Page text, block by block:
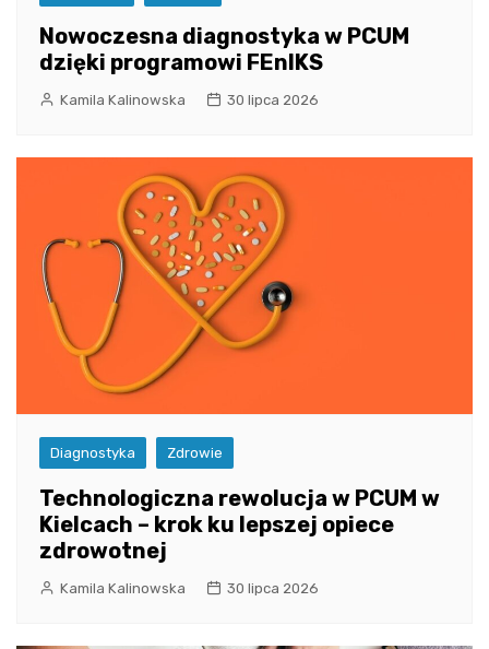
Nowoczesna diagnostyka w PCUM
dzięki programowi FEnIKS
Kamila Kalinowska 30 lipca 2026
Diagnostyka Zdrowie
Technologiczna rewolucja w PCUM w
Kielcach – krok ku lepszej opiece
zdrowotnej
Kamila Kalinowska 30 lipca 2026